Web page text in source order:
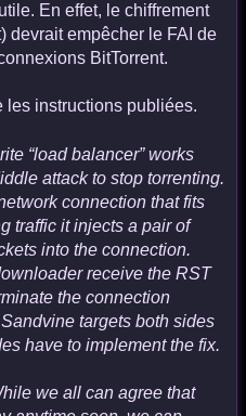
En effet, le chiffrement
devrait empêcher le FAI de
BitTorrent.
les instructions publiées.
“load balancer” works
attack to stop torrenting.
connection that fits
traffic it injects a pair of
into the connection.
receive the RST
the connection
targets both sides
have to implement the fix.
we all can agree that